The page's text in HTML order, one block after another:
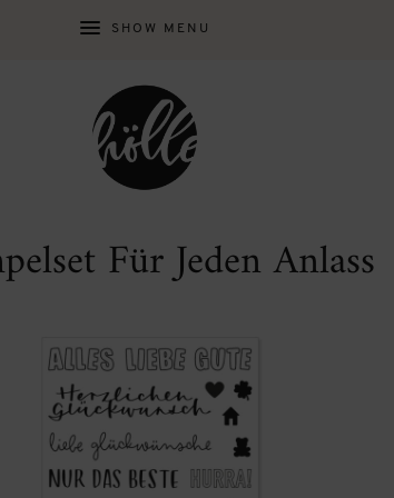
SHOW MENU
Für Jeden Anlass